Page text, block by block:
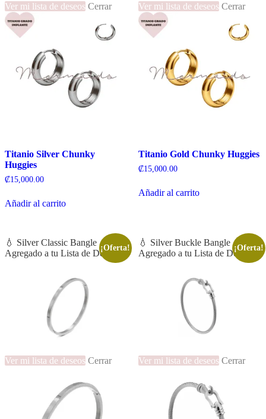
Ver mi lista de deseos Cerrar
Titanio Silver Chunky
Huggies
₡15,000.00
Añadir al carrito
Ver mi lista de deseos Cerrar
Titanio Gold Chunky Huggies
₡15,000.00
Añadir al carrito
💧 Silver Classic Bangle
Agregado a tu Lista de Deseos
Ver mi lista de deseos Cerrar
¡Oferta!
💧 Silver Buckle Bangle
Agregado a tu Lista de Deseos
Ver mi lista de deseos Cerrar
¡Oferta!